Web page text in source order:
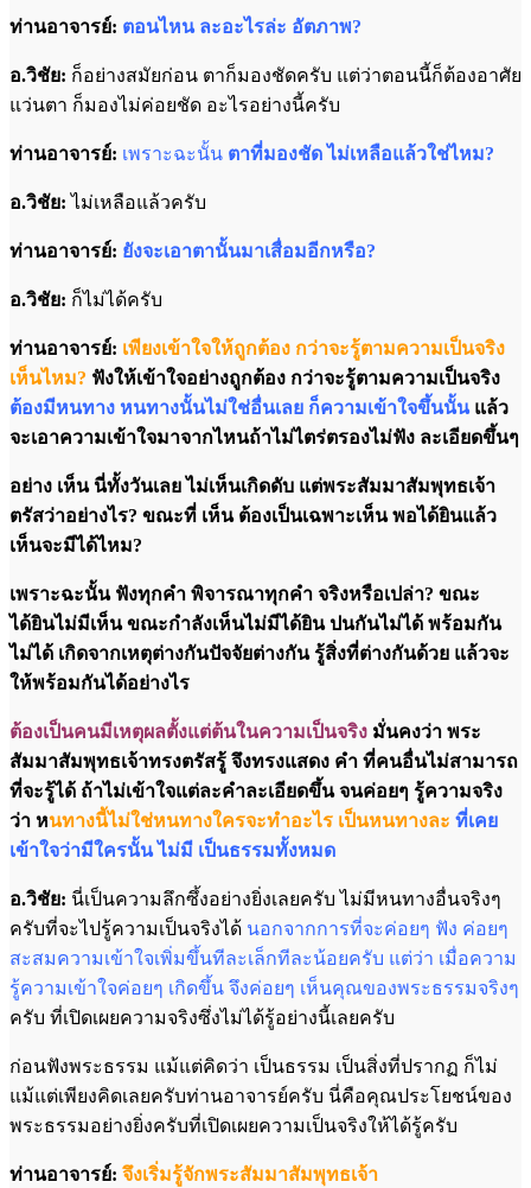
ท่านอาจารย์: ตอนไหน ละอะไรล่ะ อัตภาพ?
อ.วิชัย: ก็อย่างสมัยก่อน ตาก็มองชัดครับ แต่ว่าตอนนี้ก็ต้องอาศัย
แว่นตา ก็มองไม่ค่อยชัด อะไรอย่างนี้ครับ
ท่านอาจารย์: เพราะฉะนั้น ตาที่มองชัด ไม่เหลือแล้วใช่ไหม?
อ.วิชัย: ไม่เหลือแล้วครับ
ท่านอาจารย์: ยังจะเอาตานั้นมาเสื่อมอีกหรือ?
อ.วิชัย: ก็ไม่ได้ครับ
ท่านอาจารย์: เพียงเข้าใจให้ถูกต้อง กว่าจะรู้ตามความเป็นจริง
เห็นไหม? ฟังให้เข้าใจอย่างถูกต้อง กว่าจะรู้ตามความเป็นจริง
ต้องมีหนทาง หนทางนั้นไม่ใช่อื่นเลย ก็ความเข้าใจขึ้นนั้นแล้ว
จะเอาความเข้าใจมาจากไหนถ้าไม่ไตร่ตรองไม่ฟัง ละเอียดขึ้นๆ
อย่าง เห็น นี่ทั้งวันเลย ไม่เห็นเกิดดับ แต่พระสัมมาสัมพุทธเจ้า
ตรัสว่าอย่างไร? ขณะที่ เห็น ต้องเป็นเฉพาะเห็น พอได้ยินแล้ว
เห็นจะมีได้ไหม?
เพราะฉะนั้น ฟังทุกคำ พิจารณาทุกคำ จริงหรือเปล่า? ขณะ
ได้ยินไม่มีเห็น ขณะกำลังเห็นไม่มีได้ยิน ปนกันไม่ได้ พร้อมกัน
ไม่ได้ เกิดจากเหตุต่างกันปัจจัยต่างกัน รู้สิ่งที่ต่างกันด้วย แล้วจะ
ให้พร้อมกันได้อย่างไร
ต้องเป็นคนมีเหตุผลตั้งแต่ต้นในความเป็นจริง มั่นคงว่า พระ
สัมมาสัมพุทธเจ้าทรงตรัสรู้ จึงทรงแสดง คำ ที่คนอื่นไม่สามารถ
ที่จะรู้ได้ ถ้าไม่เข้าใจแต่ละคำละเอียดขึ้น จนค่อยๆ รู้ความจริง
ว่า หนทางนี้ไม่ใช่หนทางใครจะทำอะไร เป็นหนทางละ ที่เคย
เข้าใจว่ามีใครนั้น ไม่มี เป็นธรรมทั้งหมด
อ.วิชัย: นี่เป็นความลึกซึ้งอย่างยิ่งเลยครับ ไม่มีหนทางอื่นจริงๆ
ครับที่จะไปรู้ความเป็นจริงได้ นอกจากการที่จะค่อยๆ ฟัง ค่อยๆ
สะสมความเข้าใจเพิ่มขึ้นทีละเล็กทีละน้อยครับ แต่ว่า เมื่อความ
รู้ความเข้าใจค่อยๆ เกิดขึ้น จึงค่อยๆ เห็นคุณของพระธรรมจริงๆ
ครับ ที่เปิดเผยความจริงซึ่งไม่ได้รู้อย่างนี้เลยครับ
ก่อนฟังพระธรรม แม้แต่คิดว่า เป็นธรรม เป็นสิ่งที่ปรากฏ ก็ไม่
แม้แต่เพียงคิดเลยครับท่านอาจารย์ครับ นี่คือคุณประโยชน์ของ
พระธรรมอย่างยิ่งครับที่เปิดเผยความเป็นจริงให้ได้รู้ครับ
ท่านอาจารย์: จึงเริ่มรู้จักพระสัมมาสัมพุทธเจ้า